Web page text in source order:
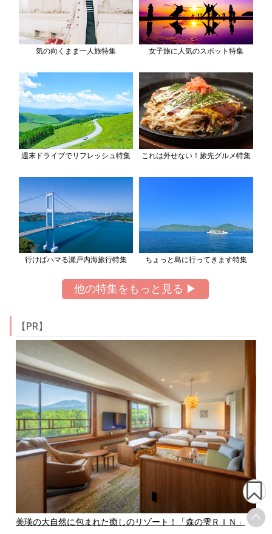
気の向くまま一人旅特集 女子旅に人気のスポット特集
週末ドライブでリフレッシュ特集 これは外せない！旅先グルメ特集
行けばハマる瀬戸内海旅行特集 ちょっと島に行ってきます特集
他の特集をもっと見る ▶
【PR】
美瑛の大自然に包まれた癒しのリゾート！「森の雫ＲＩＮ」